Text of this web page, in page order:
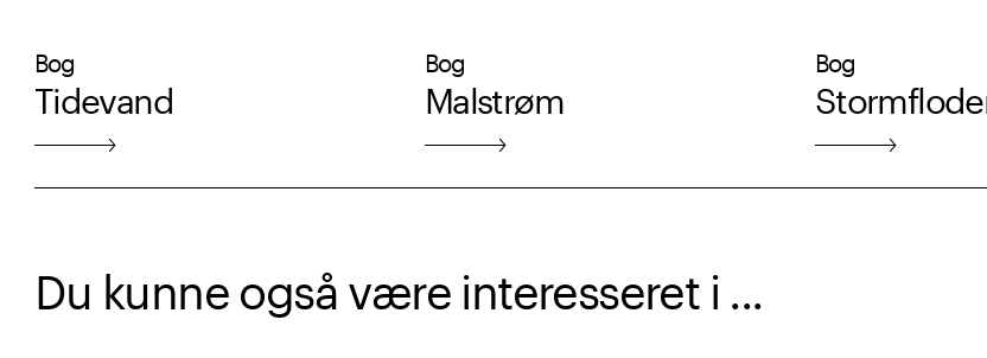
Bog
Tidevand
Bog
Malstrøm
Bog
Du kunne også være interesseret i ...